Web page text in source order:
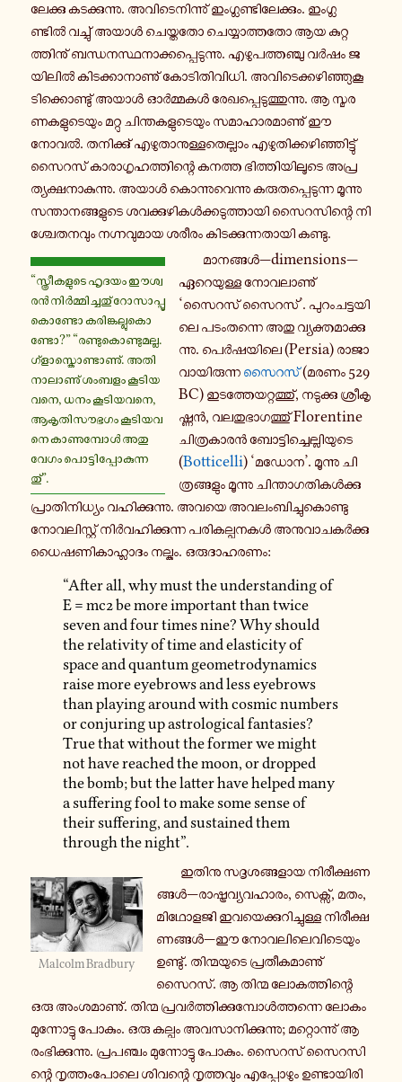
ലേ­ക്കു ക­ട­ക്കു­ന്നു. അ­വി­ടെ­നി­ന്നു് ഇം­ഗ്ല­ണ്ടി­ലേ­ക്കും. ഇം­ഗ്ല­
ണ്ടിൽ വ­ച്ചു് അയാൾ ചെ­യ്ത­തോ ചെ­യ്യാ­ത്ത­തോ ആയ കു­റ്റ­
ത്തി­നു് ബ­ന്ധ­ന­സ്ഥ­നാ­ക്ക­പ്പെ­ടു­ന്നു. എ­ഴു­പ­ത്ത­ഞ്ചു വർഷം ജ­
യി­ലിൽ കി­ട­ക്കാ­നാ­ണു് കോ­ടി­തി­വി­ധി. അ­വി­ടെ­ക്ക­ഴി­ഞ്ഞു­കൂ­
ടി­ക്കൊ­ണ്ടു് അയാൾ ഓർ­മ്മ­കൾ രേ­ഖ­പ്പെ­ടു­ത്തു­ന്നു. ആ സ്മ­ര­
ണ­ക­ളു­ടെ­യും മറ്റു ചി­ന്ത­ക­ളു­ടെ­യും സ­മാ­ഹാ­ര­മാ­ണു് ഈ
നോവൽ. ത­നി­ക്കു് എ­ഴു­താ­നു­ള്ള­തെ­ല്ലാം എ­ഴു­തി­ക്ക­ഴി­ഞ്ഞി­ട്ടു്
സൈറസ് കാ­രാ­ഗൃ­ഹ­ത്തി­ന്റെ കനത്ത ഭി­ത്തി­യി­ലൂ­ടെ അ­പ്ര­
ത്യ­ക്ഷ­നാ­കു­ന്നു. അയാൾ കൊ­ന്നു­വെ­ന്നു ക­രു­ത­പ്പെ­ടു­ന്ന മൂ­ന്നു
സ­ന്താ­ന­ങ്ങ­ളു­ടെ ശ­വ­ക്കു­ഴി­കൾ­ക്ക­ടു­ത്താ­യി സൈ­റ­സി­ന്റെ നി­
ശ്ചേ­ത­ന­വും ന­ഗ്ന­വു­മാ­യ ശരീരം കി­ട­ക്കു­ന്ന­താ­യി കണ്ടു.
“സ്ത്രീ­ക­ളു­ടെ ഹൃദയം ഈ­ശ്വ­
രൻ നിർ­മ്മി­ച്ച­തു് റോ­സാ­പ്പൂ
കൊ­ണ്ടോ ക­രി­ങ്ക­ല്ലു­കൊ­
ണ്ടോ?” “ര­ണ്ടു­കൊ­ണ്ടു­മ­ല്ല.
ഗ്ളാ­സ്കൊ­ണ്ടാ­ണു്. അ­തി­
നാ­ലാ­ണു് ശംബളം കൂ­ടി­യ­
വ­നെ, ധനം കൂ­ടി­യ­വ­നെ,
ആ­കൃ­തി­സൗ­ഭ­ഗം കൂ­ടി­യ­വ­
നെ കാ­ണു­മ്പോൾ അതു
വേഗം പൊ­ട്ടി­പ്പോ­കു­ന്ന­
തു്”.
മാ­ന­ങ്ങൾ—dimensions—
ഏ­റെ­യു­ള്ള നോ­വ­ലാ­ണു്
‘സൈറസ് സൈറസ്’. പു­റം­ച­ട്ട­യി­
ലെ പ­ടം­ത­ന്നെ അതു വ്യ­ക്ത­മാ­ക്കു­
ന്നു. പെർ­ഷ­യി­ലെ (Persia) രാ­ജാ­
വാ­യി­രു­ന്ന സൈറസ്(മരണം 529
BC) ഇ­ട­ത്തേ­യ­റ്റ­ത്തു്, ന­ടു­ക്കു ശ്രീ­കൃ­
ഷ്ണൻ, വ­ല­തു­ഭാ­ഗ­ത്തു് Florentine
ചി­ത്ര­കാ­രൻ ബോ­ട്ടി­ച്ചെ­ല്ലി­യു­ടെ
(Botticelli) ‘മഡോന’. മൂ­ന്നു ചി­
ത്ര­ങ്ങ­ളും മൂ­ന്നു ചി­ന്താ­ഗ­തി­കൾ­ക്കു
പ്രാ­തി­നി­ധ്യം വ­ഹി­ക്കു­ന്നു. അവയെ അ­വ­ലം­ബി­ച്ചു­കൊ­ണ്ടു
നോ­വ­ലി­സ്റ്റ് നിർ­വ­ഹി­ക്കു­ന്ന പ­രി­ക­ല്പ­ന­കൾ അ­നു­വാ­ച­കർ­ക്കു
ധൈ­ഷ­ണി­കാ­ഹ്ലാ­ദം ന­ല്കും. ഒ­രു­ദാ­ഹ­ര­ണം:
“After all, why must the understanding of
E = mc2 be more important than twice
seven and four times nine? Why should
the relativity of time and elasticity of
space and quantum geometrodynamics
raise more eyebrows and less eyebrows
than playing around with cosmic numbers
or conjuring up astrological fantasies?
True that without the former we might
not have reached the moon, or dropped
the bomb; but the latter have helped many
a suffering fool to make some sense of
their suffering, and sustained them
through the night”.
Malcolm Bradbury
ഇതിനു സ­ദൃ­ശ­ങ്ങ­ളാ­യ നി­രീ­ക്ഷ­ണ­
ങ്ങൾ—രാ­ഷ്ട്ര­വ്യ­വ­ഹാ­രം, സെ­ക്സ്, മതം,
മി­ഥോ­ള­ജി ഇ­വ­യെ­ക്കു­റി­ച്ചു­ള്ള നി­രീ­ക്ഷ­
ണ­ങ്ങൾ—ഈ നോ­വ­ലി­ലെ­വി­ടെ­യും
ഉ­ണ്ടു്. തി­ന്മ­യു­ടെ പ്ര­തീ­ക­മാ­ണു്
സൈറസ്. ആ തിന്മ ലോ­ക­ത്തി­ന്റെ
ഒരു അം­ശ­മാ­ണു്. തിന്മ പ്ര­വർ­ത്തി­ക്കു­മ്പോൾ­ത്ത­ന്നെ ലോകം
മു­ന്നോ­ട്ടു പോകും. ഒരു കല്പം അ­വ­സാ­നി­ക്കു­ന്നു; മ­റ്റൊ­ന്നു് ആ­
രം­ഭി­ക്കു­ന്നു. പ്ര­പ­ഞ്ചം മു­ന്നോ­ട്ടു പോകും. സൈറസ് സൈ­റ­സി­
ന്റെ നൃ­ത്തം­പോ­ലെ ശി­വ­ന്റെ നൃ­ത്ത­വും എ­പ്പോ­ഴും ഉ­ണ്ടാ­യി­രി­